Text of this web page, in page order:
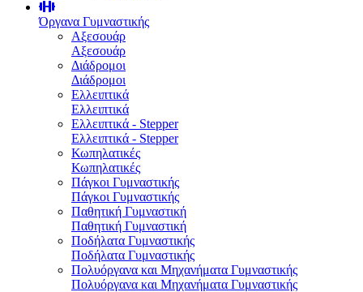
Όργανα Γυμναστικής
Αξεσουάρ
Αξεσουάρ
Διάδρομοι
Διάδρομοι
Ελλειπτικά
Ελλειπτικά
Ελλειπτικά - Stepper
Ελλειπτικά - Stepper
Κωπηλατικές
Κωπηλατικές
Πάγκοι Γυμναστικής
Πάγκοι Γυμναστικής
Παθητική Γυμναστική
Παθητική Γυμναστική
Ποδήλατα Γυμναστικής
Ποδήλατα Γυμναστικής
Πολυόργανα και Μηχανήματα Γυμναστικής
Πολυόργανα και Μηχανήματα Γυμναστικής